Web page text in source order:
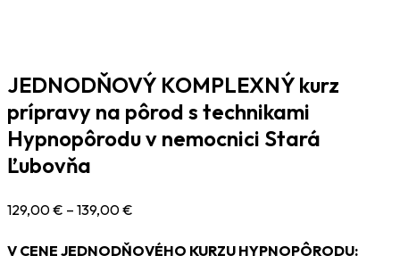
JEDNODŇOVÝ KOMPLEXNÝ kurz
prípravy na pôrod s technikami
Hypnopôrodu v nemocnici Stará
Ľubovňa
129,00€ – 139,00€
129,00 €
V CENE JEDNODŇOVÉHO KURZU HYPNOPÔRODU: